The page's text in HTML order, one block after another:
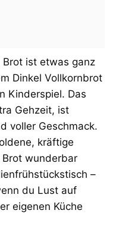
ist etwas ganz
Dinkel Vollkornbrot
Kinderspiel. Das
Gehzeit, ist
voller Geschmack.
kräftige
wunderbar
–
du Lust auf
eigenen Küche